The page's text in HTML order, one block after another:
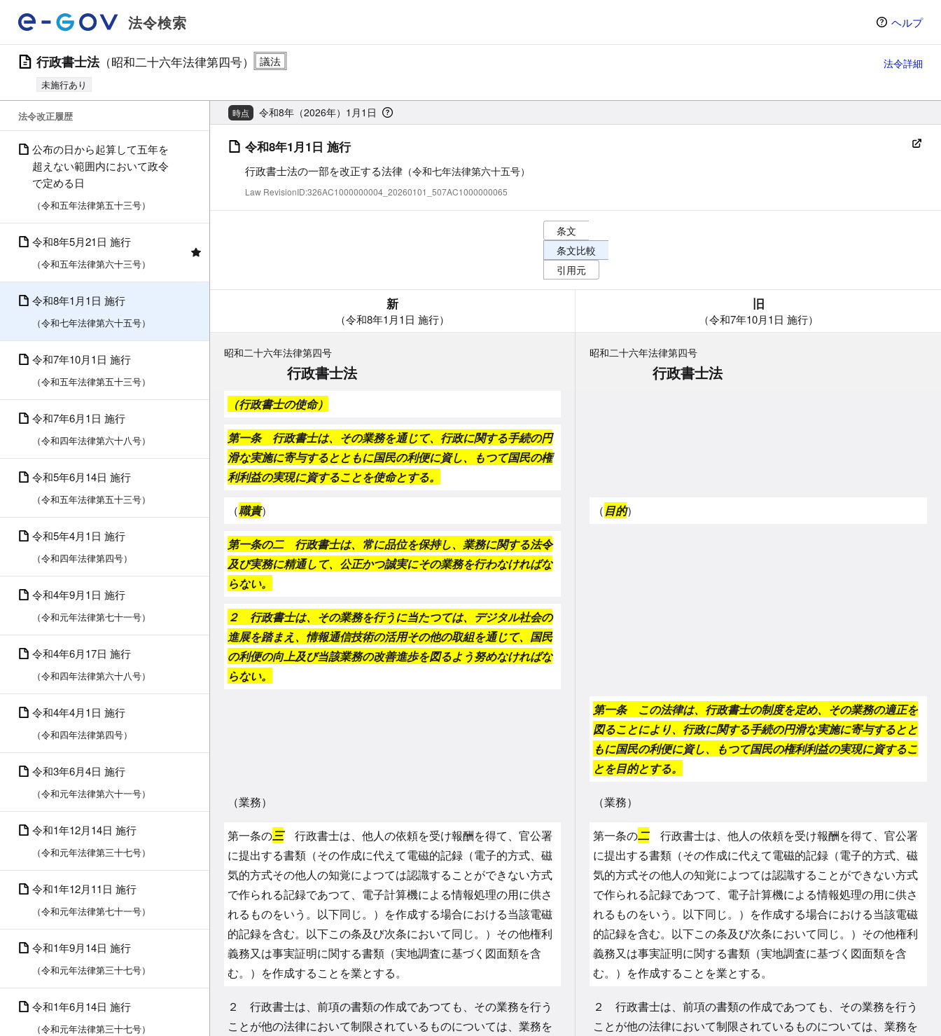
法令検索 ヘルプ
行政書士法（昭和二十六年法律第四号）
未施行あり
法令詳細
法令改正履歴
公布の日から起算して五年を
超えない範囲内において政令
で定める日
（令和五年法律第五十三号）
令和8年5月21日 施行
（令和五年法律第六十三号）
令和8年1月1日 施行
（令和七年法律第六十五号）
令和7年10月1日 施行
（令和五年法律第五十三号）
令和7年6月1日 施行
（令和四年法律第六十八号）
令和5年6月14日 施行
（令和五年法律第五十三号）
令和5年4月1日 施行
（令和四年法律第四号）
令和4年9月1日 施行
（令和元年法律第七十一号）
令和4年6月17日 施行
（令和四年法律第六十八号）
令和4年4月1日 施行
（令和四年法律第四号）
令和3年6月4日 施行
（令和元年法律第六十一号）
令和1年12月14日 施行
（令和元年法律第三十七号）
令和1年12月11日 施行
（令和元年法律第七十一号）
令和1年9月14日 施行
（令和元年法律第三十七号）
令和1年6月14日 施行
（令和元年法律第三十七号）
時点 令和8年（2026年）1月1日
令和8年1月1日 施行
行政書士法の一部を改正する法律 （令和七年法律第六十五号）
Law RevisionID:326AC1000000004_20260101_507AC1000000065
条文表示オプション（選択すると条文の表示方法が変わります）
条文
条文比較
引用元
新
（令和8年1月1日 施行）
旧
（令和7年10月1日 施行）
昭和二十六年法律第四号
行政書士法
昭和二十六年法律第四号
行政書士法
（行政書士の使命）
第一条 行政書士は、その業務を通じて、行政に関する手続の円
滑な実施に寄与するとともに国民の利便に資し、もつて国民の権
利利益の実現に資することを使命とする。
（職責） （目的）
第一条の二 行政書士は、常に品位を保持し、業務に関する法令
及び実務に精通して、公正かつ誠実にその業務を行わなければな
らない。
２ 行政書士は、その業務を行うに当たつては、デジタル社会の
進展を踏まえ、情報通信技術の活用その他の取組を通じて、国民
の利便の向上及び当該業務の改善進歩を図るよう努めなければな
らない。
第一条 この法律は、行政書士の制度を定め、その業務の適正を
図ることにより、行政に関する手続の円滑な実施に寄与するとと
もに国民の利便に資し、もつて国民の権利利益の実現に資するこ
とを目的とする。
（業務） （業務）
第一条の三行政書士は、他人の依頼を受け報酬を得て、官公署
に提出する書類（その作成に代えて電磁的記録（電子的方式、磁
気的方式その他人の知覚によつては認識することができない方式
で作られる記録であつて、電子計算機による情報処理の用に供さ
れるものをいう。以下同じ。）を作成する場合における当該電磁
的記録を含む。以下この条及び次条において同じ。）その他権利
義務又は事実証明に関する書類（実地調査に基づく図面類を含
む。）を作成することを業とする。
第一条の二行政書士は、他人の依頼を受け報酬を得て、官公署
に提出する書類（その作成に代えて電磁的記録（電子的方式、磁
気的方式その他人の知覚によつては認識することができない方式
で作られる記録であつて、電子計算機による情報処理の用に供さ
れるものをいう。以下同じ。）を作成する場合における当該電磁
的記録を含む。以下この条及び次条において同じ。）その他権利
義務又は事実証明に関する書類（実地調査に基づく図面類を含
む。）を作成することを業とする。
２ 行政書士は、前項の書類の作成であつても、その業務を行う
ことが他の法律において制限されているものについては、業務を
２ 行政書士は、前項の書類の作成であつても、その業務を行う
ことが他の法律において制限されているものについては、業務を